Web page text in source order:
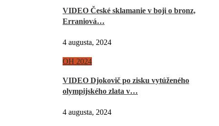
VIDEO České sklamanie v boji o bronz,
Erraniová…
4 augusta, 2024
OH 2024
VIDEO Djokovič po zisku vytúženého
olympijského zlata v…
4 augusta, 2024